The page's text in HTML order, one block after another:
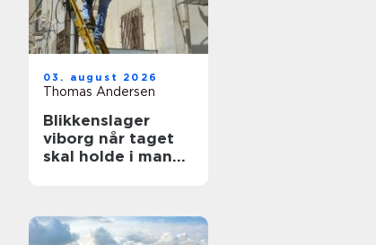
03. august 2026
Thomas Andersen
Blikkenslager
viborg når taget
skal holde i mange